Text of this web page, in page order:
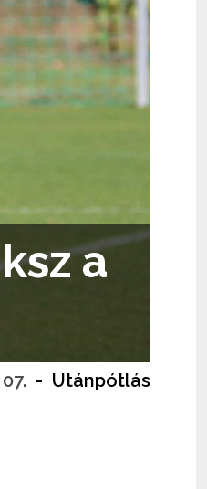
a
- Utánpótlás